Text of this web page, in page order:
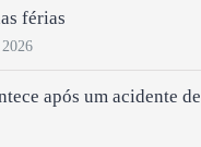
férias
após um acidente de